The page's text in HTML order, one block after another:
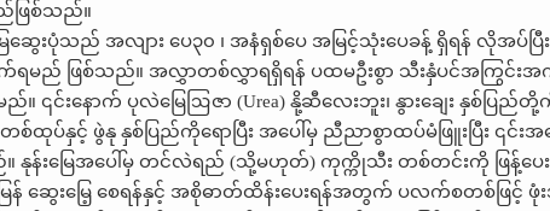
ဖြစ်သည်။
ေဆွေးပုံသည် အလျား ပေ၃၀ ၊ အနံရှစ်ပေ အမြင့်သုံးပေခန့် ရှိရန် လိုအပ်
ရမည် ဖြစ်သည်။ အလွှာတစ်လွှာရရှိရန် ပထမဦးစွာ သီးနှံပင်အကြွင်းအကျ
မည်။ ၎င်းနောက် ပုလဲမြေဩဇာ (Urea) နို့ဆီလေးဘူး၊ နွားချေး နှစ်ပြည်
တစ်ထုပ်နှင့် ဖွဲနု နှစ်ပြည်ကိုရောပြီး အပေါ်မှ ညီညာစွာထပ်မံဖြူးပြီး ၎င်းအ
။ နုန်းမြေအပေါ်မှ တင်လဲရည် (သို့မဟုတ်) ကုက္ကိုသီး တစ်တင်းကို ဖြန့်ပေး
ြန် ဆွေးမြေ့ စေရန်နှင့် အစိုဓာတ်ထိန်းပေးရန်အတွက် ပလက်စတစ်ဖြင့် ဖုံ